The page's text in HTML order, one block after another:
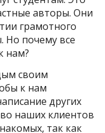
авторы. Они
грамотного
Но почему все
нам?
своим
к нам
других
наших клиентов
так как